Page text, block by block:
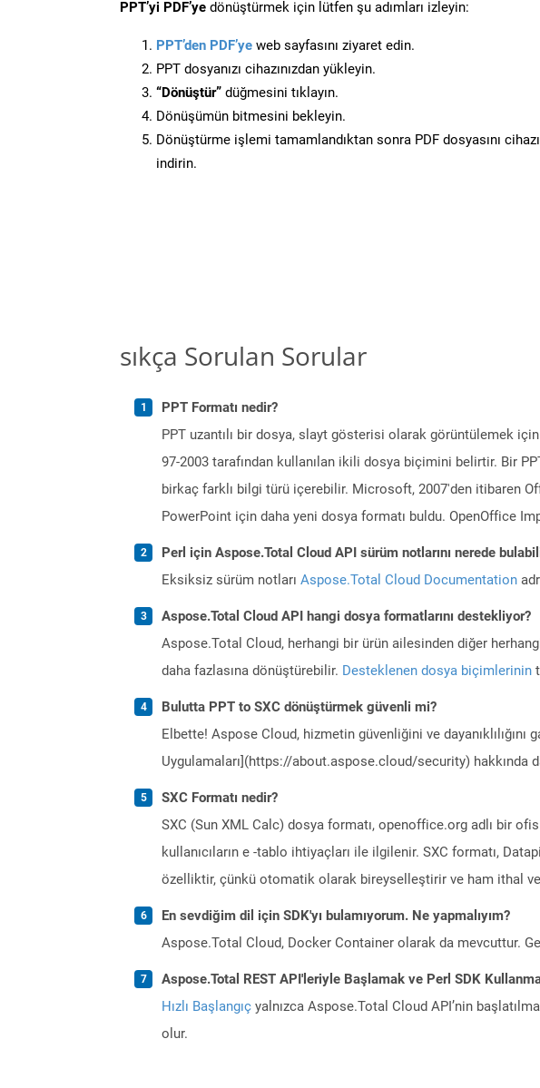
PPT’yi PDF’ye dönüştürmek için lütfen şu adımları izleyin:
PPT’den PDF’ye web sayfasını ziyaret edin.
PPT dosyanızı cihazınızdan yükleyin.
“Dönüştür” düğmesini tıklayın.
Dönüşümün bitmesini bekleyin.
Dönüştürme işlemi tamamlandıktan sonra PDF dosyasını
indirin.
sıkça Sorulan Sorular
PPT Formatı nedir?
PPT uzantılı bir dosya, slayt gösterisi olarak görüntülemek
97-2003 tarafından kullanılan ikili dosya biçimini belirtir. Bir
birkaç farklı bilgi türü içerebilir. Microsoft, 2007'den itibaren
PowerPoint için daha yeni dosya formatı buldu. OpenOffice
Perl için Aspose.Total Cloud API sürüm notlarını nerede
Eksiksiz sürüm notları Aspose.Total Cloud Documentation
Aspose.Total Cloud API hangi dosya formatlarını destekliyor?
Aspose.Total Cloud, herhangi bir ürün ailesinden diğer
daha fazlasına dönüştürebilir. Desteklenen dosya biçimlerinin
Bulutta PPT to SXC dönüştürmek güvenli mi?
Elbette! Aspose Cloud, hizmetin güvenliğini ve
Uygulamaları](https://about.aspose.cloud/security) hakkında
SXC Formatı nedir?
SXC (Sun XML Calc) dosya formatı, openoffice.org adlı bir
kullanıcıların e -tablo ihtiyaçları ile ilgilenir. SXC formatı,
özelliktir, çünkü otomatik olarak bireyselleştirir ve ham ithal
En sevdiğim dil için SDK'yı bulamıyorum. Ne yapmalıyım?
Aspose.Total Cloud, Docker Container olarak da mevcuttur.
Aspose.Total REST API'leriyle Başlamak ve Perl SDK
Hızlı Başlangıç yalnızca Aspose.Total Cloud API’nin
olur.